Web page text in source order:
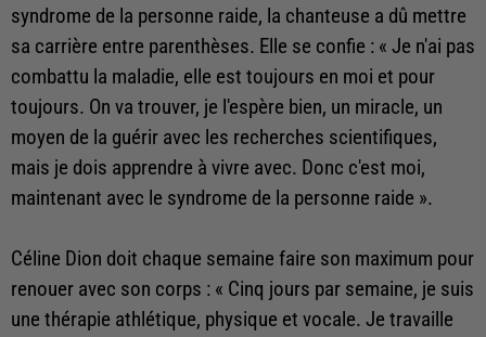
syndrome de la personne raide, la chanteuse a dû mettre
sa carrière entre parenthèses. Elle se confie : « Je n'ai pas
combattu la maladie, elle est toujours en moi et pour
toujours. On va trouver, je l'espère bien, un miracle, un
moyen de la guérir avec les recherches scientifiques,
mais je dois apprendre à vivre avec. Donc c'est moi,
maintenant avec le syndrome de la personne raide ».
Céline Dion doit chaque semaine faire son maximum pour
renouer avec son corps : « Cinq jours par semaine, je suis
une thérapie athlétique, physique et vocale. Je travaille